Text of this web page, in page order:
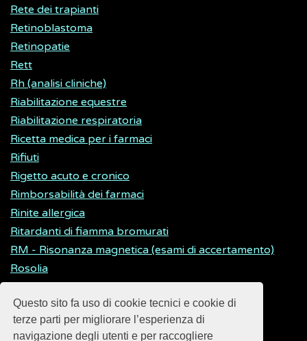
Questo sito fa uso di cookie tecnici e cookie di
terze parti per migliorare l’esperienza di
navigazione degli utenti e per raccogliere
Rete dei trapianti
Retinoblastoma
Retinopatie
Rett
Rh (analisi cliniche)
Riabilitazione equestre
Riabilitazione respiratoria
Ricetta medica per i farmaci
Rifiuti
Rigetto acuto e cronico
Rimborsabilità dei farmaci
Rinite allergica
Ritardanti di fiamma bromurati
RM - Risonanza magnetica (esami di accertamento)
Rosolia
Rothmund-Thomson